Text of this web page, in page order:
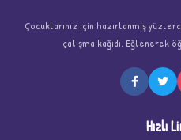
Çocuklarınız için hazırlanmış
çalışma kağıdı. Eğlenerek
Hızlı